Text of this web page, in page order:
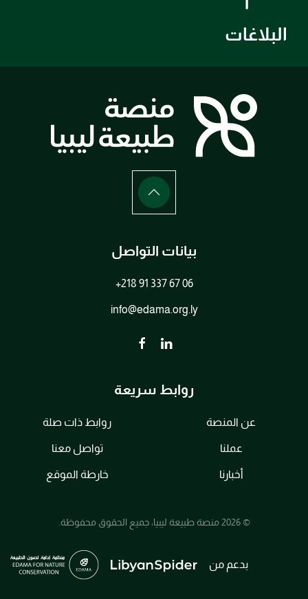
البلاغات
بيانات التواصل
+218 91 337 67 06
info@edama.org.ly
روابط سريعة
عن المنصة
عملنا
أخبارنا
روابط ذات صلة
تواصل معنا
خارطة الموقع
© 2026 منصة طبيعة ليبيا، جميع الحقوق محفوظة.
بدعم من